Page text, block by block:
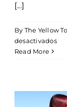
[...]
By The Yellow
desactivadosen
Read More